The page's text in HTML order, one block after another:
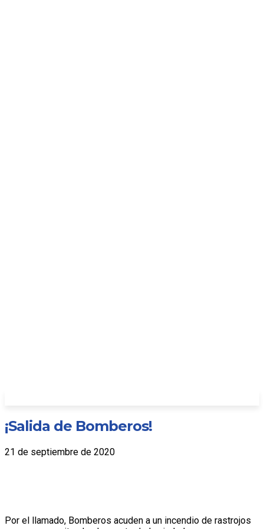
¡Salida de Bomberos!
21 de septiembre de 2020
Por el llamado, Bomberos acuden a un incendio de rastrojos